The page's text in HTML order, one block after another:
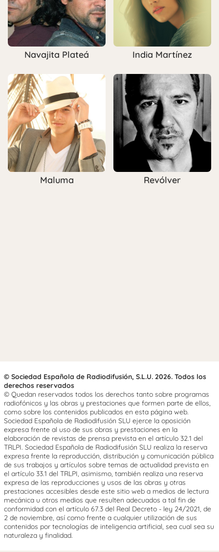
Navajita Plateá India Martínez
Maluma Revólver
© Sociedad Española de Radiodifusión, S.L.U. 2026. Todos los
derechos reservados
© Quedan reservados todos los derechos tanto sobre programas
radiofónicos y las obras y prestaciones que formen parte de ellos,
como sobre los contenidos publicados en esta página web.
Sociedad Española de Radiodifusión SLU ejerce la oposición
expresa frente al uso de sus obras y prestaciones en la
elaboración de revistas de prensa prevista en el artículo 32.1 del
TRLPI. Sociedad Española de Radiodifusión SLU realiza la reserva
expresa frente la reproducción, distribución y comunicación pública
de sus trabajos y artículos sobre temas de actualidad prevista en
el artículo 33.1 del TRLPI, asimismo, también realiza una reserva
expresa de las reproducciones y usos de las obras y otras
prestaciones accesibles desde este sitio web a medios de lectura
mecánica u otros medios que resulten adecuados a tal fin de
conformidad con el artículo 67.3 del Real Decreto - ley 24/2021, de
2 de noviembre, así como frente a cualquier utilización de sus
contenidos por tecnologías de inteligencia artificial, sea cual sea su
naturaleza y finalidad.